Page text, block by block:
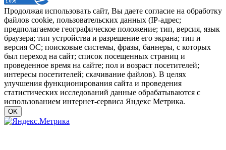
Продолжая использовать сайт, Вы даете согласие на обработку
файлов cookie, пользовательских данных (IP-адрес;
предполагаемое географическое положение; тип, версия, язык
браузера; тип устройства и разрешение его экрана; тип и
версия ОС; поисковые системы, фразы, баннеры, с которых
был переход на сайт; список посещенных страниц и
проведенное время на сайте; пол и возраст посетителей;
интересы посетителей; скачивание файлов). В целях
улучшения функционирования сайта и проведения
статистических исследований данные обрабатываются с
использованием интернет-сервиса Яндекс Метрика.
OK